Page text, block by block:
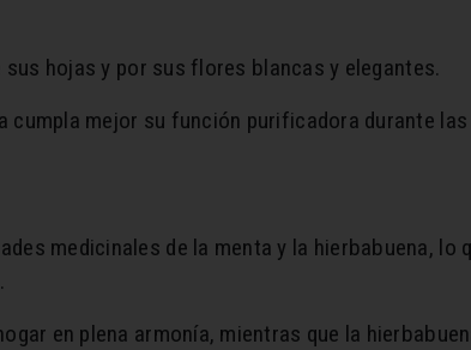
hojas y por sus flores blancas y elegantes.
mejor su función purificadora durante
medicinales de la menta y la hierbabuena, lo
en plena armonía, mientras que la